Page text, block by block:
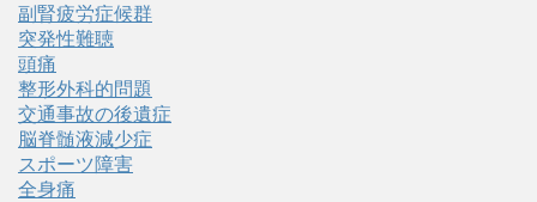
副腎疲労症候群
突発性難聴
頭痛
整形外科的問題
交通事故の後遺症
脳脊髄液減少症
スポーツ障害
全身痛